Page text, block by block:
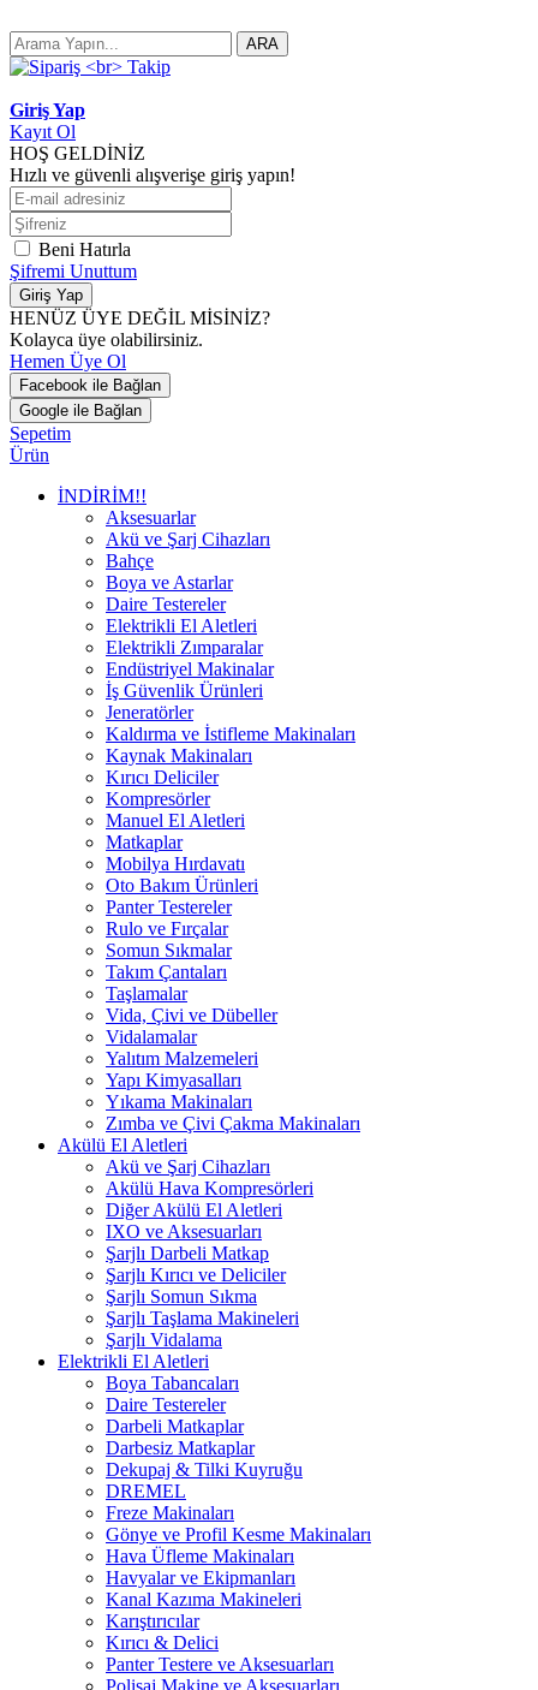
ARA
Giriş Yap
Kayıt Ol
HOŞ GELDİNİZ
Hızlı ve güvenli alışverişe giriş yapın!
Beni Hatırla
Şifremi Unuttum
Giriş Yap
HENÜZ ÜYE DEĞİL MİSİNİZ?
Kolayca üye olabilirsiniz.
Hemen Üye Ol
Facebook ile Bağlan
Google ile Bağlan
Sepetim
Ürün
İNDİRİM!!
Aksesuarlar
Akü ve Şarj Cihazları
Bahçe
Boya ve Astarlar
Daire Testereler
Elektrikli El Aletleri
Elektrikli Zımparalar
Endüstriyel Makinalar
İş Güvenlik Ürünleri
Jeneratörler
Kaldırma ve İstifleme Makinaları
Kaynak Makinaları
Kırıcı Deliciler
Kompresörler
Manuel El Aletleri
Matkaplar
Mobilya Hırdavatı
Oto Bakım Ürünleri
Panter Testereler
Rulo ve Fırçalar
Somun Sıkmalar
Takım Çantaları
Taşlamalar
Vida, Çivi ve Dübeller
Vidalamalar
Yalıtım Malzemeleri
Yapı Kimyasalları
Yıkama Makinaları
Zımba ve Çivi Çakma Makinaları
Akülü El Aletleri
Akü ve Şarj Cihazları
Akülü Hava Kompresörleri
Diğer Akülü El Aletleri
IXO ve Aksesuarları
Şarjlı Darbeli Matkap
Şarjlı Kırıcı ve Deliciler
Şarjlı Somun Sıkma
Şarjlı Taşlama Makineleri
Şarjlı Vidalama
Elektrikli El Aletleri
Boya Tabancaları
Daire Testereler
Darbeli Matkaplar
Darbesiz Matkaplar
Dekupaj & Tilki Kuyruğu
DREMEL
Freze Makinaları
Gönye ve Profil Kesme Makinaları
Hava Üfleme Makinaları
Havyalar ve Ekipmanları
Kanal Kazıma Makineleri
Karıştırıcılar
Kırıcı & Delici
Panter Testere ve Aksesuarları
Polisaj Makine ve Aksesuarları